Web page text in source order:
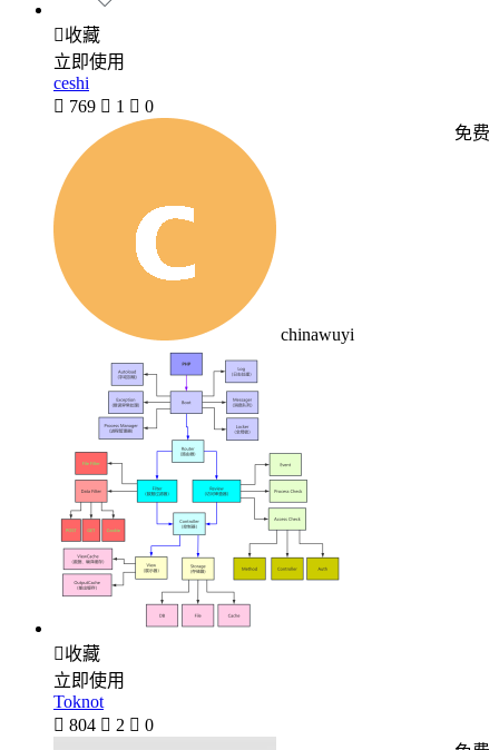
收藏
立即使用
ceshi
 769  1  0
chinawuyi
免费
收藏
立即使用
Toknot
 804  2  0